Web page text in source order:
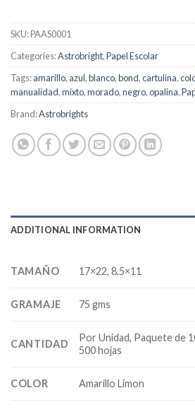
SKU:PAAS0001
Categories:Astrobright,Papel Escolar
Tags:amarillo, azul,blanco,bond,cartulina,
manualidad,mixto,morado,negro,opalina,
Brand:Astrobrights
ADDITIONAL INFORMATION
TAMAÑO 17×22, 8.5×11
GRAMAJE 75 gms
CANTIDAD
Por Unidad, Paquete de
500 hojas
COLOR Amarillo Limon